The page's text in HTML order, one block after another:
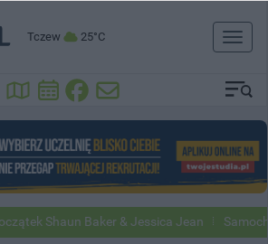
Tczew 25°C
Toggle
Shaun Baker & Jessica Jean